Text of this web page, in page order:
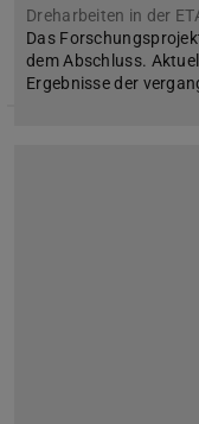
Dreharbeiten in der
Das
dem Abschluss.
Ergebnisse der